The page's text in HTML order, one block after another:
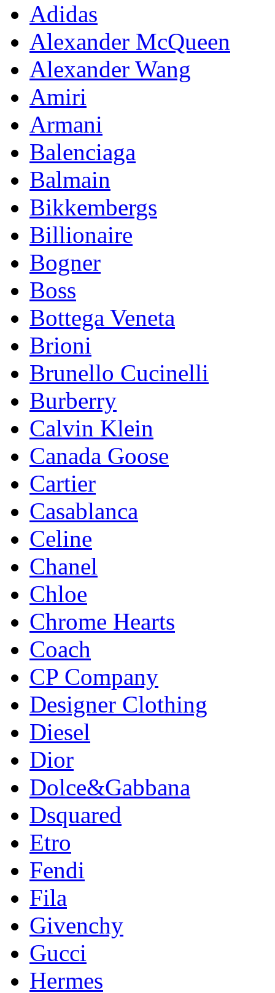
Adidas
Alexander McQueen
Alexander Wang
Amiri
Armani
Balenciaga
Balmain
Bikkembergs
Billionaire
Bogner
Boss
Bottega Veneta
Brioni
Brunello Cucinelli
Burberry
Calvin Klein
Canada Goose
Cartier
Casablanca
Celine
Chanel
Chloe
Chrome Hearts
Coach
CP Company
Designer Clothing
Diesel
Dior
Dolce&Gabbana
Dsquared
Etro
Fendi
Fila
Givenchy
Gucci
Hermes